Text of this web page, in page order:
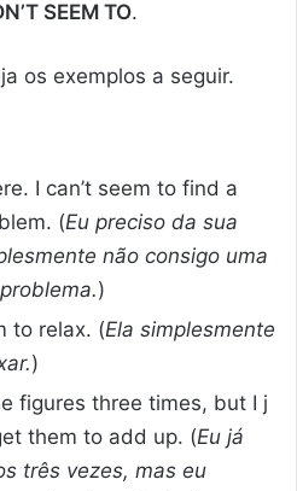
SEEM TO.
os exemplos a seguir.
I can’t seem to find a
(Eu preciso da sua
não consigo uma
)
to relax. (Ela simplesmente
)
figures three times, but I j
them to add up. (Eu já
três vezes, mas eu